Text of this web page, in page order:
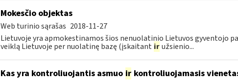
Mokesčio objektas
Web turinio sąrašas 2018-11-27
Lietuvoje yra apmokestinamos šios nenuolatinio Lietuvos gyventojo
veiklą Lietuvoje per nuolatinę bazę (įskaitant ir užsienio...
Kas yra kontroliuojantis asmuo irkontroliuojamasis